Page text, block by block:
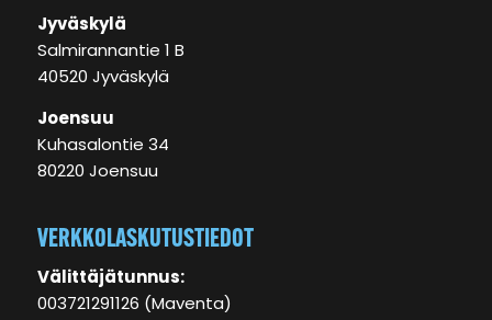
Jyväskylä
Salmirannantie 1 B
40520 Jyväskylä
Joensuu
Kuhasalontie 34
80220 Joensuu
VERKKOLASKUTUSTIEDOT
Välittäjätunnus:
003721291126 (Maventa)